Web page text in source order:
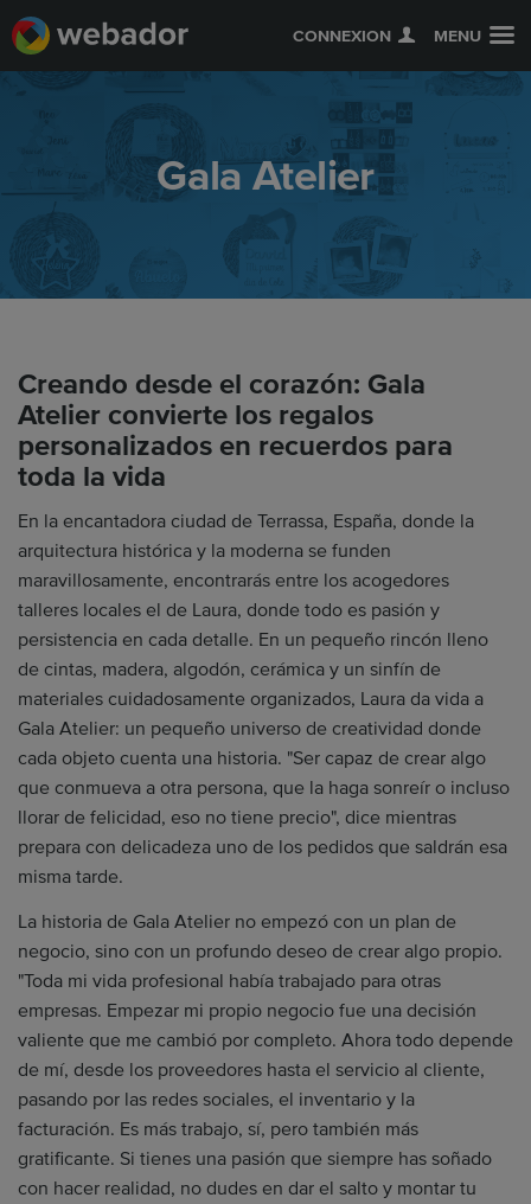
CONNEXION MENU
Gala Atelier
Creando desde el corazón: Gala
Atelier convierte los regalos
personalizados en recuerdos para
toda la vida
En la encantadora ciudad de Terrassa, España, donde la
arquitectura histórica y la moderna se funden
maravillosamente, encontrarás entre los acogedores
talleres locales el de Laura, donde todo es pasión y
persistencia en cada detalle. En un pequeño rincón lleno
de cintas, madera, algodón, cerámica y un sinfín de
materiales cuidadosamente organizados, Laura da vida a
Gala Atelier: un pequeño universo de creatividad donde
cada objeto cuenta una historia. "Ser capaz de crear algo
que conmueva a otra persona, que la haga sonreír o incluso
llorar de felicidad, eso no tiene precio", dice mientras
prepara con delicadeza uno de los pedidos que saldrán esa
misma tarde.
La historia de Gala Atelier no empezó con un plan de
negocio, sino con un profundo deseo de crear algo propio.
"Toda mi vida profesional había trabajado para otras
empresas. Empezar mi propio negocio fue una decisión
valiente que me cambió por completo. Ahora todo depende
de mí, desde los proveedores hasta el servicio al cliente,
pasando por las redes sociales, el inventario y la
facturación. Es más trabajo, sí, pero también más
gratificante. Si tienes una pasión que siempre has soñado
con hacer realidad, no dudes en dar el salto y montar tu